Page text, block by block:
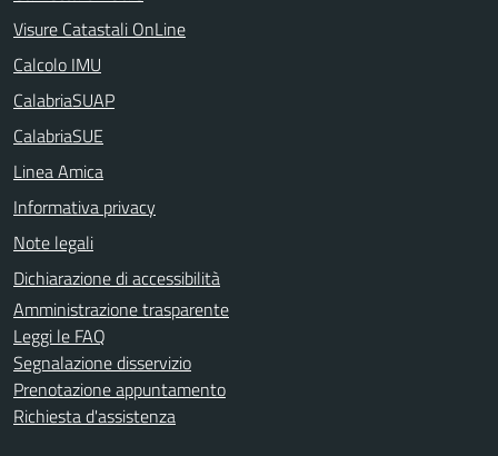
Visure Catastali OnLine
Calcolo IMU
CalabriaSUAP
CalabriaSUE
Linea Amica
Informativa privacy
Note legali
Dichiarazione di accessibilità
Amministrazione trasparente
Leggi le FAQ
Segnalazione disservizio
Prenotazione appuntamento
Richiesta d'assistenza